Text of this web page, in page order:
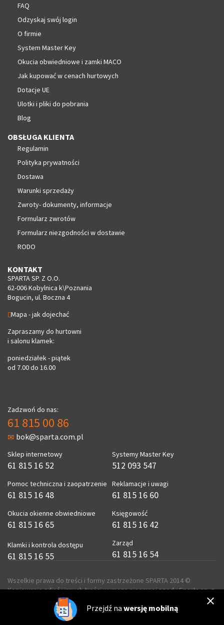
FAQ
Odzyskaj swój login
O firmie
System Master Key
Okucia obwiedniowe i zamki MACO
Jak kupować w cenach hurtowych
Dotacje UE
Ulotki i pliki do pobrania
Blog
OBSŁUGA KLIENTA
Regulamin
Polityka prywatności
Dostawa
Warunki sprzedaży
Zwroty- dokumenty, informacje
Formularz zwrotów
Formularz niezgodności w dostawie
RODO
KONTAKT
SPARTA SP. Z O.O.
62-006 Kobylnica k\Poznania
Bogucin, ul. Boczna 4
Mapa - jak dojechać
Zapraszamy do hurtowni
i salonu klamek:
poniedziałek - piątek
od 7.00 do 16.00
Zadzwoń do nas:
61 815 00 86
bok@sparta.com.pl
Sklep internetowy
61 815 16 52
Pomoc techniczna i zaopatrzenie
61 815 16 48
Okucia okienne obwiedniowe
61 815 16 65
Klamki i kontrola dostępu
61 815 16 55
Systemy Master Key
512 093 547
Reklamacje i uwagi
61 815 16 60
Księgowość
61 815 16 42
Zarząd
61 815 16 54
Wszelkie prawa do treści i formy zastrzeżone SPARTA 2014 ©
Kopiowanie zdjęć i innych treści wymaga pisemnej zgody Sparta sp. z
realizacja
Przejdź na wersję mobilną